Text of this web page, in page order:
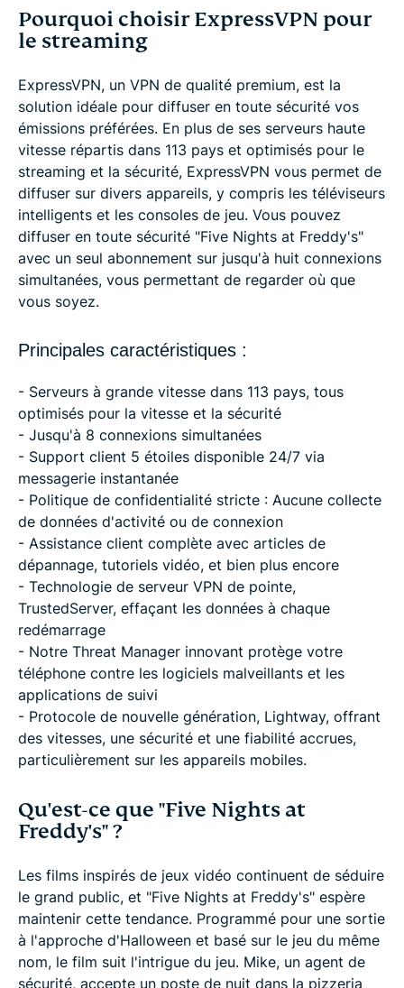
Pourquoi choisir ExpressVPN pour
le streaming
ExpressVPN, un VPN de qualité premium, est la
solution idéale pour diffuser en toute sécurité vos
émissions préférées. En plus de ses serveurs haute
vitesse répartis dans 113 pays et optimisés pour le
streaming et la sécurité, ExpressVPN vous permet de
diffuser sur divers appareils, y compris les téléviseurs
intelligents et les consoles de jeu. Vous pouvez
diffuser en toute sécurité "Five Nights at Freddy's"
avec un seul abonnement sur jusqu'à huit connexions
simultanées, vous permettant de regarder où que
vous soyez.
Principales caractéristiques :
- Serveurs à grande vitesse dans 113 pays, tous
optimisés pour la vitesse et la sécurité
- Jusqu'à 8 connexions simultanées
- Support client 5 étoiles disponible 24/7 via
messagerie instantanée
- Politique de confidentialité stricte : Aucune collecte
de données d'activité ou de connexion
- Assistance client complète avec articles de
dépannage, tutoriels vidéo, et bien plus encore
- Technologie de serveur VPN de pointe,
TrustedServer, effaçant les données à chaque
redémarrage
- Notre Threat Manager innovant protège votre
téléphone contre les logiciels malveillants et les
applications de suivi
- Protocole de nouvelle génération, Lightway, offrant
des vitesses, une sécurité et une fiabilité accrues,
particulièrement sur les appareils mobiles.
Qu'est-ce que "Five Nights at
Freddy's" ?
Les films inspirés de jeux vidéo continuent de séduire
le grand public, et "Five Nights at Freddy's" espère
maintenir cette tendance. Programmé pour une sortie
à l'approche d'Halloween et basé sur le jeu du même
nom, le film suit l'intrigue du jeu. Mike, un agent de
sécurité, accepte un poste de nuit dans la pizzeria